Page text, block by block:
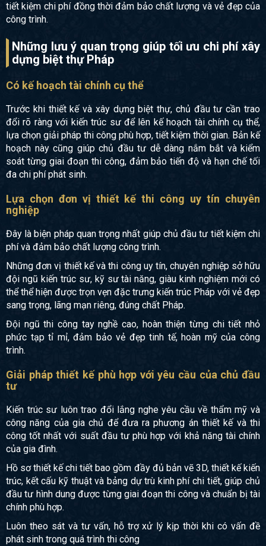
tiết kiệm chi phí đồng thời đảm bảo chất lượng và vẻ đẹp của
công trình.
Những lưu ý quan trọng giúp tối ưu chi phí xây
dựng biệt thự Pháp
Có kế hoạch tài chính cụ thể
Trước khi thiết kế và xây dựng biệt thự, chủ đầu tư cần trao
đổi rõ ràng với kiến trúc sư để lên kế hoạch tài chính cụ thể,
lựa chọn giải pháp thi công phù hợp, tiết kiệm thời gian. Bản kế
hoạch này cũng giúp chủ đầu tư dễ dàng nắm bắt và kiểm
soát từng giai đoạn thi công, đảm bảo tiến độ và hạn chế tối
đa chi phí phát sinh.
Lựa chọn đơn vị thiết kế thi công uy tín chuyên
nghiệp
Đây là biện pháp quan trọng nhất giúp chủ đầu tư tiết kiệm chi
phí và đảm bảo chất lượng công trình.
Những đơn vị thiết kế và thi công uy tín, chuyên nghiệp sở hữu
đội ngũ kiến trúc sư, kỹ sư tài năng, giàu kinh nghiệm mới có
thể thể hiện được trọn vẹn đặc trưng kiến trúc Pháp với vẻ đẹp
sang trọng, lãng mạn riêng, đúng chất Pháp.
Đội ngũ thi công tay nghề cao, hoàn thiện từng chi tiết nhỏ
phức tạp tỉ mỉ, đảm bảo vẻ đẹp tinh tế, hoàn mỹ của công
trình.
Giải pháp thiết kế phù hợp với yêu cầu của chủ đầu
tư
Kiến trúc sư luôn trao đổi lắng nghe yêu cầu về thẩm mỹ và
công năng của gia chủ để đưa ra phương án thiết kế và thi
công tốt nhất với suất đầu tư phù hợp với khả năng tài chính
của gia đình.
Hồ sơ thiết kế chi tiết bao gồm đầy đủ bản vẽ 3D, thiết kế kiến
trúc, kết cấu kỹ thuật và bảng dự trù kinh phí chi tiết, giúp chủ
đầu tư hình dung được từng giai đoạn thi công và chuẩn bị tài
chính phù hợp.
Luôn theo sát và tư vấn, hỗ trợ xử lý kịp thời khi có vấn đề
phát sinh trong quá trình thi công